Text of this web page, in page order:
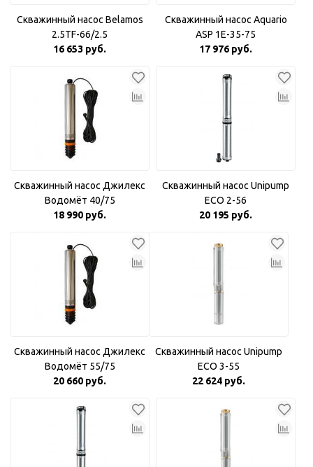
Скважинный насос Belamos
2.5TF-66/2.5
16 653 руб.
Скважинный насос Aquario
ASP 1E-35-75
17 976 руб.
Скважинный насос Джилекс
Водомёт 40/75
18 990 руб.
Скважинный насос Unipump
ECO 2-56
20 195 руб.
Скважинный насос Джилекс
Водомёт 55/75
20 660 руб.
Скважинный насос Unipump
ECO 3-55
22 624 руб.